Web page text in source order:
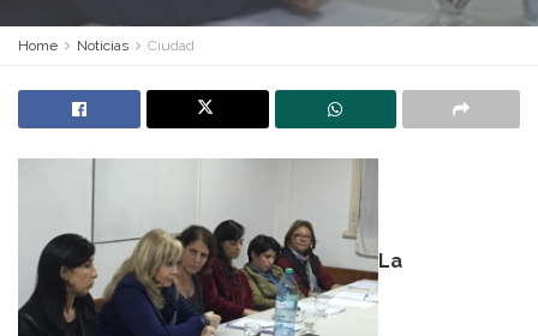
Home Noticias Ciudad
La